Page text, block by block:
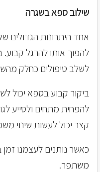
שילוב ספא בשגרה
אחד היתרונות
להפוך אותו להרגל
לשלב טיפולים כחלק
ביקור קבוע בספא יכול
להפחית מתחים ולסייע
קצר יכול לעשות שינוי
כאשר נותנים לעצמנו זמן
משתפר.